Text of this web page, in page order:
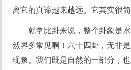
离它的真谛越来越远。它其实很
就拿比卦来说，整个卦象是
然界多常见啊！六十四卦，无非
现象。我们既是自然的一部分，